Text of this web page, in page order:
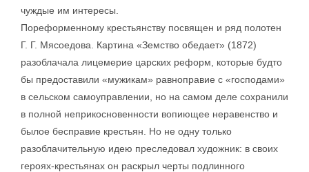
чуждые им интересы.
Пореформенному крестьянству посвящен и ряд полотен
Г. Г. Мясоедова. Картина «Земство обедает» (1872)
разоблачала лицемерие царских реформ, которые будто
бы предоставили «мужикам» равноправие с «господами»
в сельском самоуправлении, но на самом деле сохранили
в полной неприкосновенности вопиющее неравенство и
былое бесправие крестьян. Но не одну только
разоблачительную идею преследовал художник: в своих
героях-крестьянах он раскрыл черты подлинного